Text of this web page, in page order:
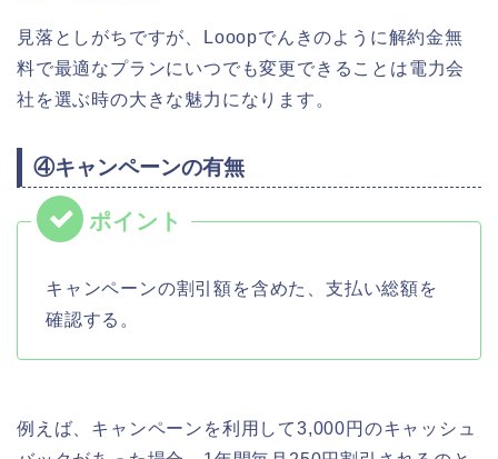
見落としがちですが、Looopでんきのように解約金無
料で最適なプランにいつでも変更できることは電力会
社を選ぶ時の大きな魅力になります。
④キャンペーンの有無
キャンペーンの割引額を含めた、支払い総額を
確認する。
例えば、キャンペーンを利用して3,000円のキャッシュ